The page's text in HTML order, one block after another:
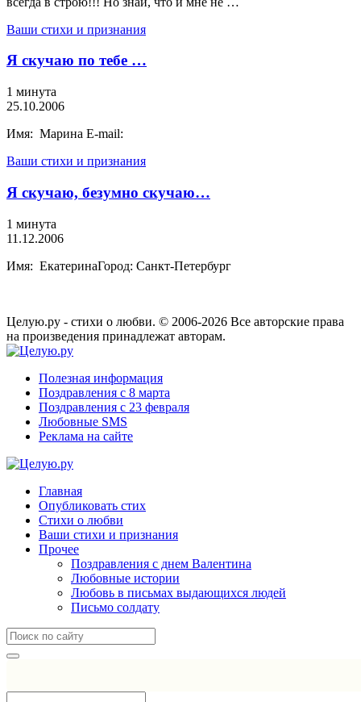
Ваши стихи и признания
Я скучаю по тебе …
1 минута
25.10.2006
Имя: Марина E-mail:
Ваши стихи и признания
Я скучаю, безумно скучаю…
1 минута
11.12.2006
Имя: ЕкатеринаГород: Санкт-Петербург
Целую.ру - стихи о любви. © 2006-2026 Все авторские права
на произведения принадлежат авторам.
Полезная информация
Поздравления с 8 марта
Поздравления с 23 февраля
Любовные SMS
Реклама на сайте
Главная
Опубликовать стих
Стихи о любви
Ваши стихи и признания
Прочее
Поздравления с днем Валентина
Любовные истории
Любовь в письмах выдающихся людей
Письмо солдату